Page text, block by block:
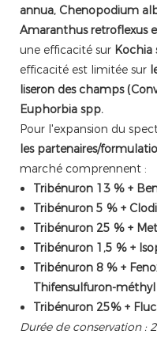
annua, Chenopodium
Amaranthus retroflexus
une efficacité sur Kochia
efficacité est limitée sur
liseron des champs
Euphorbia spp.
Pour l'expansion du
les partenaires/
marché comprennent :
Tribénuron 13 % +
Tribénuron 5 % +
Tribénuron 25 % +
Tribénuron 1,5 % +
Tribénuron 8 % +
Thifensulfuron-méthyl
Tribénuron 25% +
Durée de conservation :